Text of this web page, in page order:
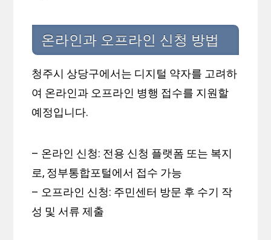
온라인과 오프라인 신청 방법
청주시 상당구에서는 디지털 약자를 고려하
여 온라인과 오프라인 병행 접수를 지원할
예정입니다.
– 온라인 신청: 전용 신청 플랫폼 또는 복지
로, 정부통합포털에서 접수 가능
– 오프라인 신청: 주민센터 방문 후 수기 작
성 및 서류 제출